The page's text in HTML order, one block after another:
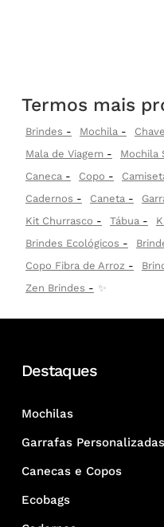
Termos mais
Brindes Mochila
Mala de Viagem
Mochila
Caneca
Copo
Cadernos
Caneta
Kit Churrasco
Tábua
Brindes Ecológicos
Copo Fibra de Arroz
Zen Brindes
✨
Destaques
Mochilas
Garrafas Personalizadas
Canecas e Copos
Ecobags